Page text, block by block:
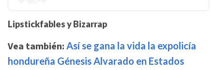
Lipstickfables y Bizarrap
Vea también: Así se gana la vida la expolicía
hondureña Génesis Alvarado en Estados